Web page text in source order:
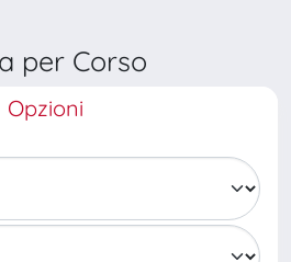
per Corso
Opzioni